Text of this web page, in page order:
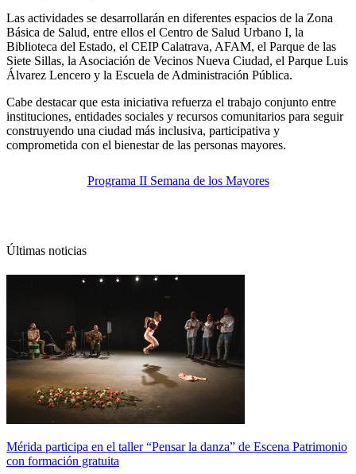
Las actividades se desarrollarán en diferentes espacios de la Zona
Básica de Salud, entre ellos el Centro de Salud Urbano I, la
Biblioteca del Estado, el CEIP Calatrava, AFAM, el Parque de las
Siete Sillas, la Asociación de Vecinos Nueva Ciudad, el Parque Luis
Álvarez Lencero y la Escuela de Administración Pública.
Cabe destacar que esta iniciativa refuerza el trabajo conjunto entre
instituciones, entidades sociales y recursos comunitarios para seguir
construyendo una ciudad más inclusiva, participativa y
comprometida con el bienestar de las personas mayores.
Programa II Semana de los Mayores
Últimas noticias
Mérida participa en el taller “Pensar la danza” de Escena Patrimonio
con formación gratuita